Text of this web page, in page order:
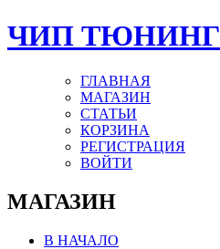
ЧИП ТЮНИНГ
ГЛАВНАЯ
МАГАЗИН
СТАТЬИ
КОРЗИНА
РЕГИСТРАЦИЯ
ВОЙТИ
МАГАЗИН
В НАЧАЛО